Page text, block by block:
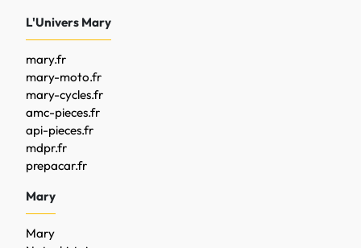
L'Univers Mary
mary.fr
mary-moto.fr
mary-cycles.fr
amc-pieces.fr
api-pieces.fr
mdpr.fr
prepacar.fr
Mary
Mary